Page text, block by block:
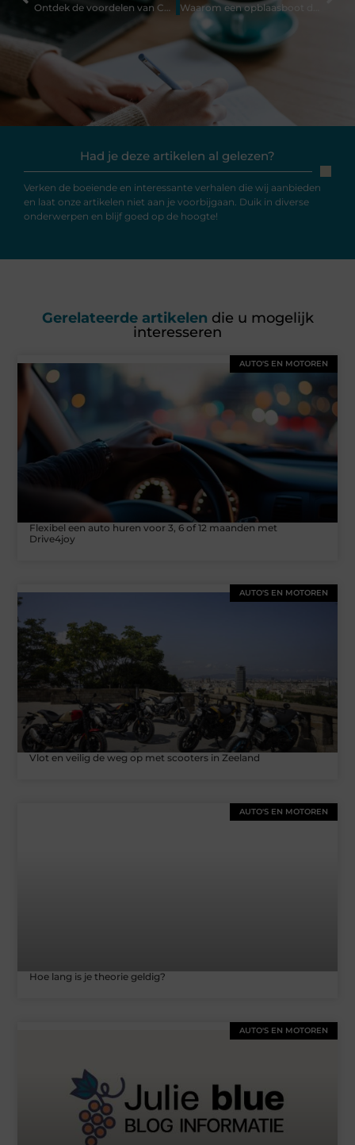
Had je deze artikelen al gelezen?
Verken de boeiende en interessante verhalen die wij aanbieden
en laat onze artikelen niet aan je voorbijgaan. Duik in diverse
onderwerpen en blijf goed op de hoogte!
Ontdek de voordelen van Chiropractie in Malden
Gerelateerde artikelen die u mogelijk
interesseren
AUTO'S EN MOTOREN
Flexibel een auto huren voor 3, 6 of 12 maanden met
Drive4joy
AUTO'S EN MOTOREN
Vlot en veilig de weg op met scooters in Zeeland
AUTO'S EN MOTOREN
Hoe lang is je theorie geldig?
AUTO'S EN MOTOREN